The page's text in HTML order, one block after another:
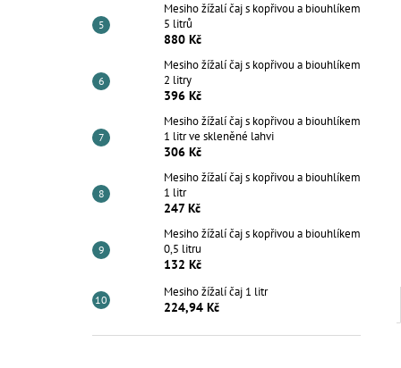
Mesiho žížalí čaj s kopřivou a biouhlíkem
5 litrů
880 Kč
Mesiho žížalí čaj s kopřivou a biouhlíkem
2 litry
396 Kč
Mesiho žížalí čaj s kopřivou a biouhlíkem
1 litr ve skleněné lahvi
306 Kč
Mesiho žížalí čaj s kopřivou a biouhlíkem
1 litr
247 Kč
Mesiho žížalí čaj s kopřivou a biouhlíkem
0,5 litru
132 Kč
Mesiho žížalí čaj 1 litr
224,94 Kč